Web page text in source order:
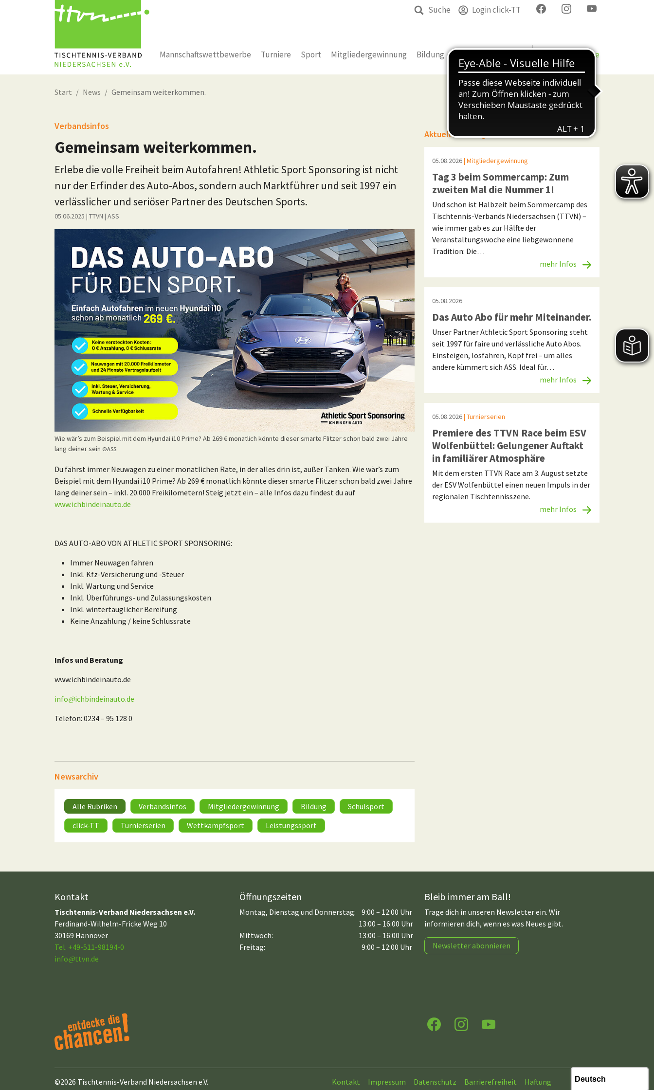
Suche Login click-TT
Mannschaftswettbewerbe Turniere Sport Mitgliedergewinnung Bildung Bezirke & Kreise
Start News Gemeinsam weiterkommen.
Verbandsinfos
Gemeinsam weiterkommen.
Erlebe die volle Freiheit beim Autofahren! Athletic Sport Sponsoring ist nicht
nur der Erfinder des Auto-Abos, sondern auch Marktführer und seit 1997 ein
verlässlicher und seriöser Partner des Deutschen Sports.
05.06.2025 | TTVN | ASS
Wie wär’s zum Beispiel mit dem Hyundai i10 Prime? Ab 269 € monatlich könnte dieser smarte Flitzer schon bald zwei Jahre
lang deiner sein ©ASS
Du fährst immer Neuwagen zu einer monatlichen Rate, in der alles drin ist, außer Tanken. Wie wär’s zum
Beispiel mit dem Hyundai i10 Prime? Ab 269 € monatlich könnte dieser smarte Flitzer schon bald zwei Jahre
lang deiner sein – inkl. 20.000 Freikilometern! Steig jetzt ein – alle Infos dazu findest du auf
www.ichbindeinauto.de
DAS AUTO-ABO VON ATHLETIC SPORT SPONSORING:
Immer Neuwagen fahren
Inkl. Kfz-Versicherung und -Steuer
Inkl. Wartung und Service
Inkl. Überführungs- und Zulassungskosten
Inkl. wintertauglicher Bereifung
Keine Anzahlung / keine Schlussrate
Infos und Beratung
www.ichbindeinauto.de
info@ichbindeinauto.de
Telefon: 0234 – 95 128 0
Aktuelle Beiträge
05.08.2026| Mitgliedergewinnung
Tag 3 beim Sommercamp: Zum
zweiten Mal die Nummer 1!
Und schon ist Halbzeit beim Sommercamp des
Tischtennis-Verbands Niedersachsen (TTVN) –
wie immer gab es zur Hälfte der
Veranstaltungswoche eine liebgewonnene
Tradition: Die…
mehr Infos
05.08.2026
Das Auto Abo für mehr Miteinander.
Unser Partner Athletic Sport Sponsoring steht
seit 1997 für faire und verlässliche Auto Abos.
Einsteigen, losfahren, Kopf frei – um alles
andere kümmert sich ASS. Ideal für…
mehr Infos
05.08.2026| Turnierserien
Premiere des TTVN Race beim ESV
Wolfenbüttel: Gelungener Auftakt
in familiärer Atmosphäre
Mit dem ersten TTVN Race am 3. August setzte
der ESV Wolfenbüttel einen neuen Impuls in der
regionalen Tischtennisszene.
mehr Infos
Newsarchiv
Alle Rubriken Verbandsinfos Mitgliedergewinnung Bildung
Schulsport
click-TT
Turnierserien Wettkampfsport Leistungssport
Kontakt
Tischtennis-Verband Niedersachsen e.V.
Ferdinand-Wilhelm-Fricke Weg 10
30169 Hannover
Tel. +49-511-98194-0
info@ttvn.de
Öffnungszeiten
Montag, Dienstag und Donnerstag:
9:00 – 12:00 Uhr
13:00 – 16:00 Uhr
Mittwoch:
Freitag:
13:00 – 16:00 Uhr
9:00 – 12:00 Uhr
Bleib immer am Ball!
Trage dich in unseren Newsletter ein. Wir
informieren dich, wenn es was Neues gibt.
Newsletter abonnieren
©2026 Tischtennis-Verband Niedersachsen e.V. Kontakt Impressum Datenschutz Barrierefreiheit Haftung